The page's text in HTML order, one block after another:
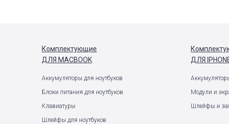
Комплектующие
ДЛЯ MACBOOK
Аккумуляторы для ноутбуков
Блоки питания для ноутбуков
Клавиатуры
Шлейфы для ноутбуков
ДЛЯ
Модули и
Шлейфы и